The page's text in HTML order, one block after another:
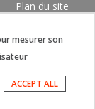
Plan du site
mesurer son
ACCEPT ALL